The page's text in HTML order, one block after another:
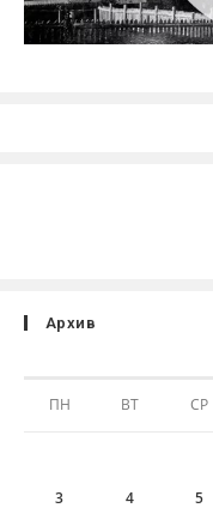
Архив
ПН ВТ СР
3 4 5